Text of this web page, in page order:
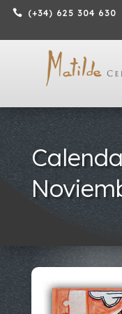
 (+34) 625 304 630